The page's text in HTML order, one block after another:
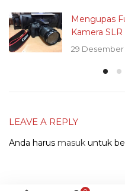
Mengupas
Kamera SLR
29 Desember
LEAVE A REPLY
Anda harus masuk untuk